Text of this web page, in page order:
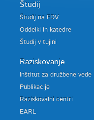
Študij
Študij na FDV
Oddelki in katedre
Študij v tujini
Raziskovanje
Inštitut za družbene vede
Publikacije
Raziskovalni centri
EARL